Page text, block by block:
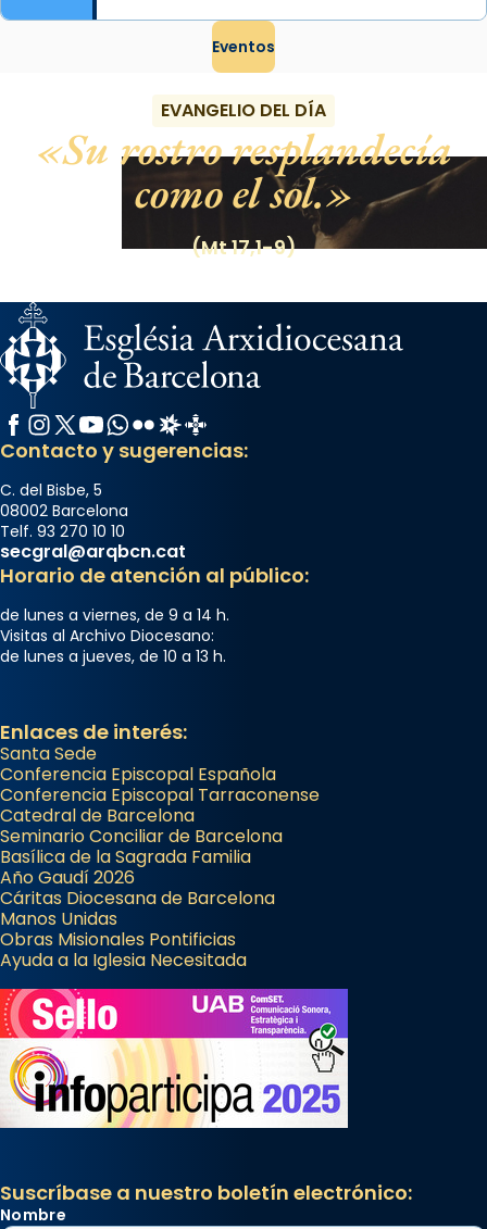
Eventos
EVANGELIO DEL DÍA
Su rostro resplandecía
como el sol.
(Mt 17,1-9)
Facebook
Instagram
X / Twitter
YouTube
WhatsApp
FlickrRadio Estel
Catalunya Cristiana
Contacto y sugerencias:
C. del Bisbe, 5
08002 Barcelona
Telf. 93 270 10 10
secgral@arqbcn.cat
Horario de atención al público:
de lunes a viernes, de 9 a 14 h.
Visitas al Archivo Diocesano:
de lunes a jueves, de 10 a 13 h.
Enlaces de interés:
Santa Sede
Conferencia Episcopal Española
Conferencia Episcopal Tarraconense
Catedral de Barcelona
Seminario Conciliar de Barcelona
Basílica de la Sagrada Familia
Año Gaudí 2026
Cáritas Diocesana de Barcelona
Manos Unidas
Obras Misionales Pontificias
Ayuda a la Iglesia Necesitada
Suscríbase a nuestro boletín electrónico:
Nombre